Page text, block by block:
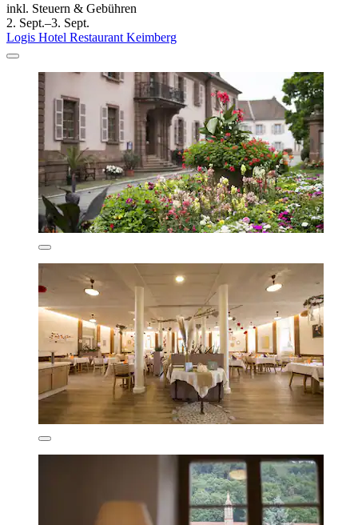
inkl. Steuern & Gebühren
2. Sept.–3. Sept.
Logis Hotel Restaurant Keimberg